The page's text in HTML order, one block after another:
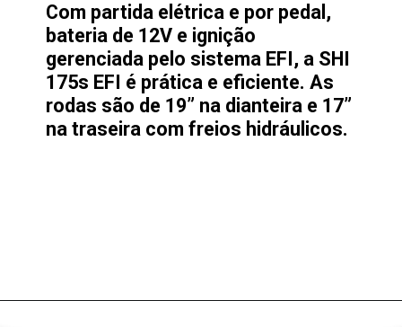
Com partida elétrica e por pedal,
bateria de 12V e ignição
gerenciada pelo sistema EFI, a SHI
175s EFI é prática e eficiente. As
rodas são de 19” na dianteira e 17”
na traseira com freios hidráulicos.